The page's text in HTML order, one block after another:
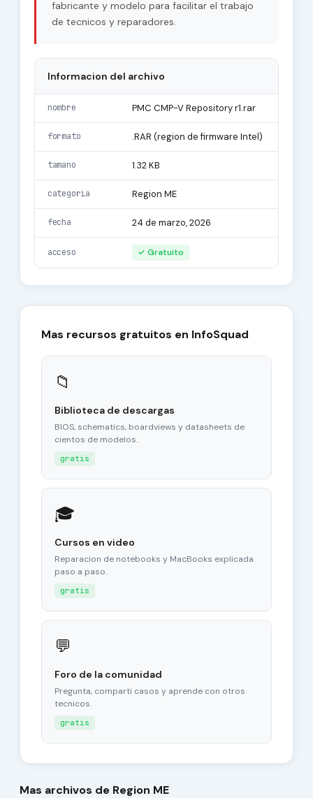
fabricante y modelo para facilitar el trabajo
de tecnicos y reparadores.
Informacion del archivo
nombre PMC CMP-V Repository r1.rar
formato .RAR (region de firmware Intel)
tamano 1.32 KB
categoria Region ME
fecha 24 de marzo, 2026
acceso ✓ Gratuito
Mas recursos gratuitos en InfoSquad
📁
Biblioteca de descargas
BIOS, schematics, boardviews y datasheets de
cientos de modelos.
gratis
🎓
Cursos en video
Reparacion de notebooks y MacBooks explicada
paso a paso.
gratis
💬
Foro de la comunidad
Pregunta, comparti casos y aprende con otros
tecnicos.
gratis
Mas archivos de Region ME